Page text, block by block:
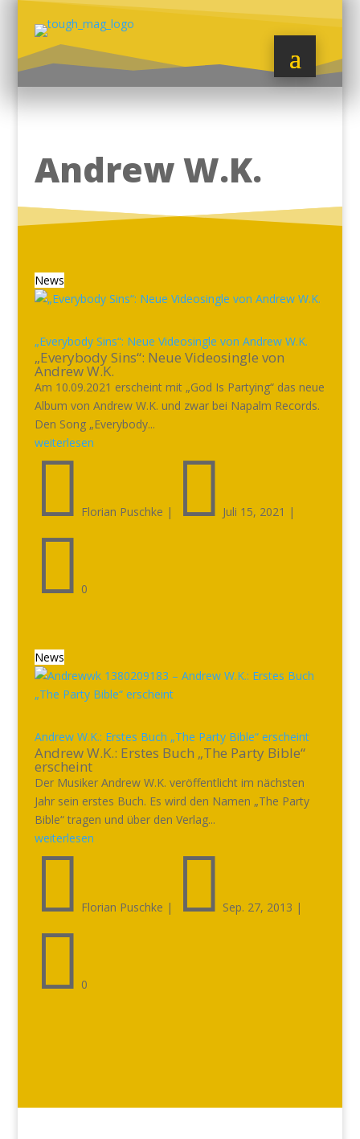
Andrew W.K.
News
„Everybody Sins“: Neue Videosingle von Andrew W.K.
„Everybody Sins“: Neue Videosingle von
Andrew W.K.
Am 10.09.2021 erscheint mit „God Is Partying“ das neue
Album von Andrew W.K. und zwar bei Napalm Records.
Den Song „Everybody...
weiterlesen
 Florian Puschke |  Juli 15, 2021 |
 0
News
Andrew W.K.: Erstes Buch „The Party Bible“ erscheint
Andrew W.K.: Erstes Buch „The Party Bible“
erscheint
Der Musiker Andrew W.K. veröffentlicht im nächsten
Jahr sein erstes Buch. Es wird den Namen „The Party
Bible“ tragen und über den Verlag...
weiterlesen
 Florian Puschke |  Sep. 27, 2013 |
 0